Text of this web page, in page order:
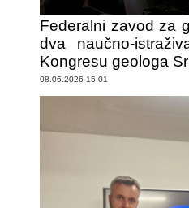
Federalni zavod za
dva naučno-
Kongresu geologa
08.06.2026 15:01